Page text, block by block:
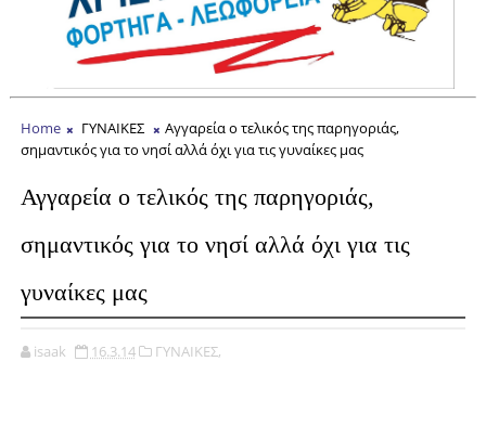
Home ΓΥΝΑΙΚΕΣ
Αγγαρεία ο τελικός της παρηγοριάς,
σημαντικός για το νησί αλλά όχι για τις γυναίκες μας
Αγγαρεία ο τελικός της παρηγοριάς,
σημαντικός για το νησί αλλά όχι για τις
γυναίκες μας
isaak 16.3.14 ΓΥΝΑΙΚΕΣ,